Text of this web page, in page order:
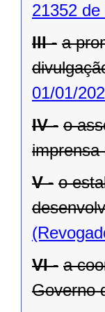
21352
III - a
01/01/
IV - o
imprensa
V - o
VI - a
Governo